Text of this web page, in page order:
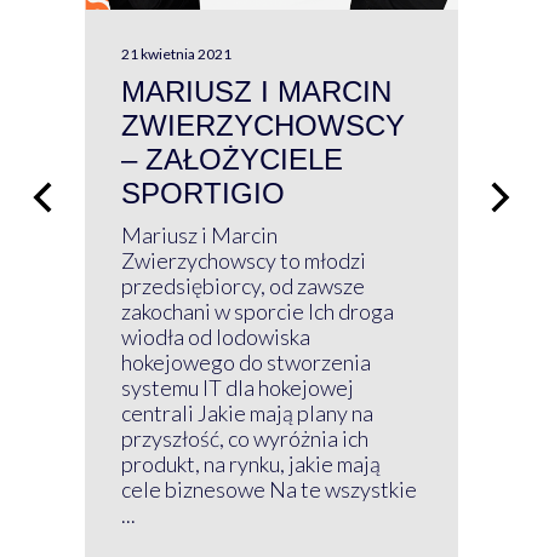
21 kwietnia 2021
MARIUSZ I MARCIN
ZWIERZYCHOWSCY
– ZAŁOŻYCIELE
SPORTIGIO
Mariusz i Marcin
Zwierzychowscy to młodzi
przedsiębiorcy, od zawsze
zakochani w sporcie Ich droga
wiodła od lodowiska
hokejowego do stworzenia
systemu IT dla hokejowej
centrali Jakie mają plany na
przyszłość, co wyróżnia ich
produkt, na rynku, jakie mają
cele biznesowe Na te wszystkie
...